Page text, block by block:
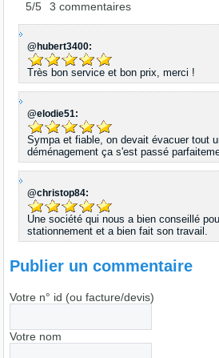
3 commentaires
5/5
@hubert3400:
Très bon service et bon prix, merci !
@elodie51:
Sympa et fiable, on devait évacuer tout
déménagement ça s'est passé
@christop84:
Une société qui nous a bien conseillé
stationnement et a bien fait son travail.
Publier un commentaire
Votre n° id (ou facture/devis)
Votre nom